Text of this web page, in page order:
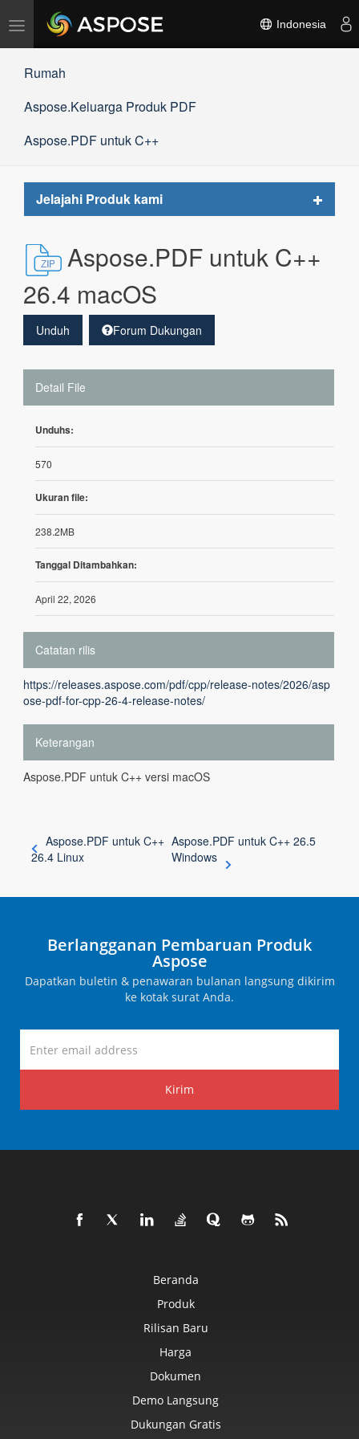
Alihkan
navigasi
Indonesia
Rumah
Aspose.Keluarga Produk PDF
Aspose.PDF untuk C++
Jelajahi Produk kami
Toggle
Aspose.PDF untuk C++
26.4 macOS
Unduh Forum Dukungan
Detail File
Unduhs:
570
Ukuran file:
238.2MB
Tanggal Ditambahkan:
April 22, 2026
Catatan rilis
https://releases.aspose.com/pdf/cpp/release-notes/2026/asp
ose-pdf-for-cpp-26-4-release-notes/
Keterangan
Aspose.PDF untuk C++ versi macOS
Aspose.PDF untuk C++
26.4 Linux
Aspose.PDF untuk C++ 26.5
Windows
Berlangganan Pembaruan Produk
Aspose
Dapatkan buletin & penawaran bulanan langsung dikirim
ke kotak surat Anda.
Kirim
Beranda
Produk
Rilisan Baru
Harga
Dokumen
Demo Langsung
Dukungan Gratis